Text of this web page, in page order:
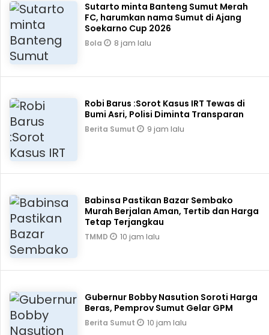
Sutarto minta Banteng Sumut Merah
FC, harumkan nama Sumut di Ajang
Soekarno Cup 2026
Bola 8 jam lalu
Robi Barus :Sorot Kasus IRT Tewas di
Bumi Asri, Polisi Diminta Transparan
Berita Sumut 9 jam lalu
Babinsa Pastikan Bazar Sembako
Murah Berjalan Aman, Tertib dan Harga
Tetap Terjangkau
TMMD 10 jam lalu
Gubernur Bobby Nasution Soroti Harga
Beras, Pemprov Sumut Gelar GPM
Berita Sumut 10 jam lalu